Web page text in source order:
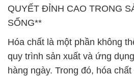
QUYẾT ĐỈNH CAO TRONG
SỐNG**
Hóa chất là một phần không
quy trình sản xuất và ứng
hàng ngày. Trong đó, hóa